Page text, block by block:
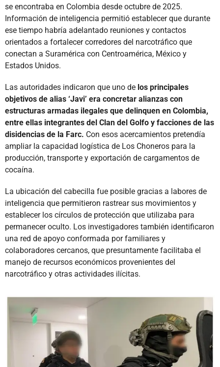
se encontraba en Colombia desde octubre de 2025.
Información de inteligencia permitió establecer que durante
ese tiempo habría adelantado reuniones y contactos
orientados a fortalecer corredores del narcotráfico que
conectan a Suramérica con Centroamérica, México y
Estados Unidos.
Las autoridades indicaron que uno de los principales
objetivos de alias ‘Javi’ era concretar alianzas con
estructuras armadas ilegales que delinquen en Colombia,
entre ellas integrantes del Clan del Golfo y facciones de las
disidencias de la Farc. Con esos acercamientos pretendía
ampliar la capacidad logística de Los Choneros para la
producción, transporte y exportación de cargamentos de
cocaína.
La ubicación del cabecilla fue posible gracias a labores de
inteligencia que permitieron rastrear sus movimientos y
establecer los círculos de protección que utilizaba para
permanecer oculto. Los investigadores también identificaron
una red de apoyo conformada por familiares y
colaboradores cercanos, que presuntamente facilitaba el
manejo de recursos económicos provenientes del
narcotráfico y otras actividades ilícitas.